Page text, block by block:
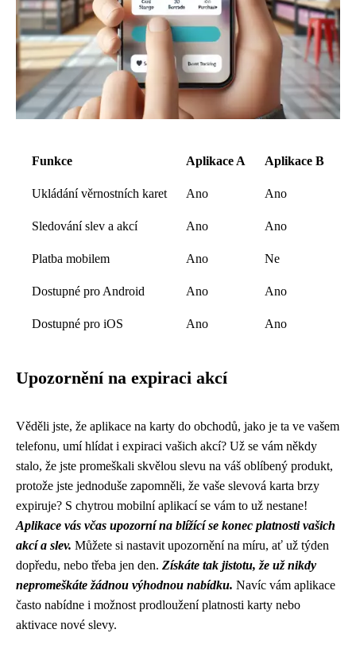
Funkce Aplikace A Aplikace B
Ukládání věrnostních karet Ano Ano
Sledování slev a akcí Ano Ano
Platba mobilem Ano Ne
Dostupné pro Android Ano Ano
Dostupné pro iOS Ano Ano
Upozornění na expiraci akcí
Věděli jste, že aplikace na karty do obchodů, jako je ta ve vašem
telefonu, umí hlídat i expiraci vašich akcí? Už se vám někdy
stalo, že jste promeškali skvělou slevu na váš oblíbený produkt,
protože jste jednoduše zapomněli, že vaše slevová karta brzy
expiruje? S chytrou mobilní aplikací se vám to už nestane!
Aplikace vás včas upozorní na blížící se konec platnosti vašich
akcí a slev. Můžete si nastavit upozornění na míru, ať už týden
dopředu, nebo třeba jen den. Získáte tak jistotu, že už nikdy
nepromeškáte žádnou výhodnou nabídku. Navíc vám aplikace
často nabídne i možnost prodloužení platnosti karty nebo
aktivace nové slevy.